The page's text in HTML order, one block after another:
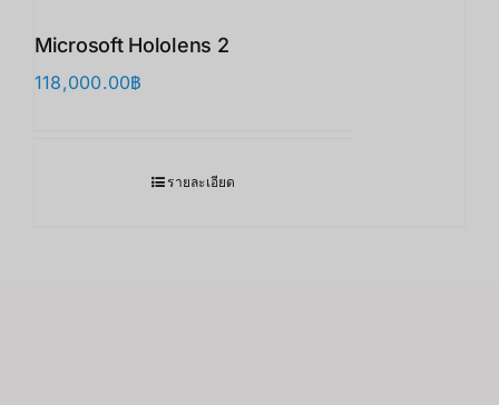
Microsoft Hololens 2
118,000.00฿
รายละเอียด